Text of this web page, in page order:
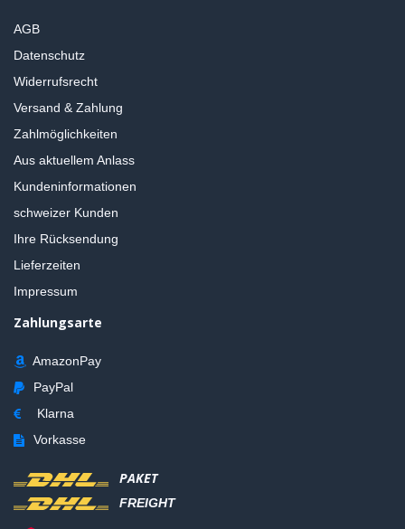
AGB
Datenschutz
Widerrufsrecht
Versand & Zahlung
Zahlmöglichkeiten
Aus aktuellem Anlass
Kundeninformationen
schweizer Kunden
Ihre Rücksendung
Lieferzeiten
Impressum
Zahlungsarte
AmazonPay
PayPal
Klarna
Vorkasse
PAKET
FREIGHT